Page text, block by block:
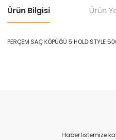
Ürün Bilgisi Ürün
PERÇEM SAÇ KÖPÜĞÜ 5 HOLD STYLE
Ürün resmi kalitesiz, bozuk
Ürün açıklamasında eksik
Haber listemize